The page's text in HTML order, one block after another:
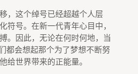
，这个绰号已经超越个人层
符号。在新一代青年心目中，
。因此，无论在何时何地，当
都会想起那个为了梦想不断努
给世界带来的正能量。